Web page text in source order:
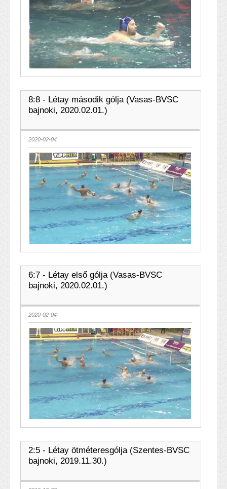
8:8 - Létay második gólja (Vasas-BVSC
bajnoki, 2020.02.01.)
2020-02-04
6:7 - Létay első gólja (Vasas-BVSC
bajnoki, 2020.02.01.)
2020-02-04
2:5 - Létay ötméteresgólja (Szentes-BVSC
bajnoki, 2019.11.30.)